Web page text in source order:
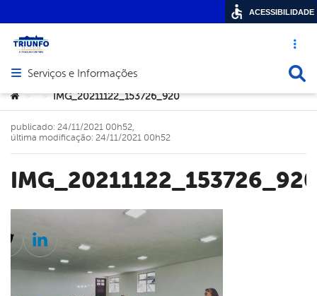
Acesso
Abrir menu principal de navegação
Serviços e Informações
Você está aqui:
> > IMG_20211122_153726_920
IMG_20211122_153726_920
publicado: 24/11/2021 00h52,
última modificação: 24/11/2021 00h52
Twitter
Linkedin
ACESSIBILIDADE